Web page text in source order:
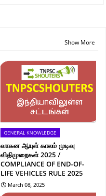
Show More
GENERAL KNOWLEDGE
வாகன ஆயுள் காலம் முடிவு
விதிமுறைகள் 2025 /
COMPLIANCE OF END-OF-
LIFE VEHICLES RULE 2025
March 08, 2025